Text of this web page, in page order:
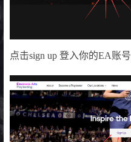
点击sign up 登入你的EA账号